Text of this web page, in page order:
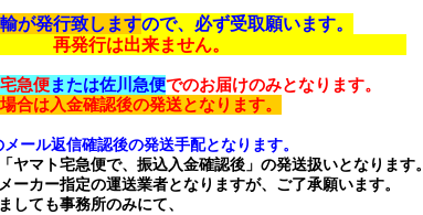
が発行致しますので、必ず受取願います。
　　　　再発行は出来ません。
急便または佐川急便でのお届けのみとなります。
ル返信確認後の発送手配となります。
マト宅急便で、振込入金確認後」の発送扱いとなります。
カー指定の運送業者となりますが、ご了承願います。
ても事務所のみにて、